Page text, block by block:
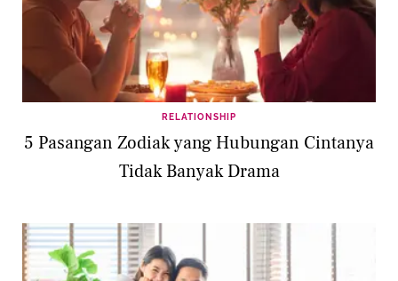
RELATIONSHIP
5 Pasangan Zodiak yang Hubungan Cintanya
Tidak Banyak Drama